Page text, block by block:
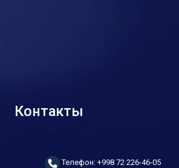
Контакты
Телефон: +998 72 226-46-05